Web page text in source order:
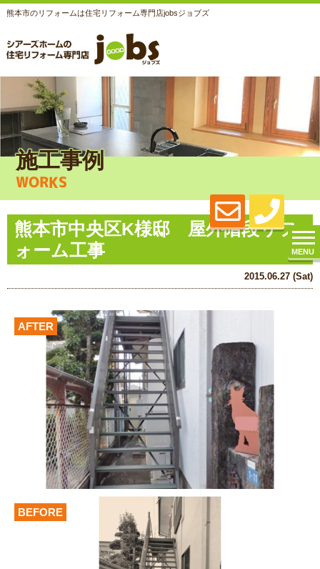
熊本市のリフォームは住宅リフォーム専門店jobsジョブズ
MENU
施工事例
WORKS
熊本市中央区K様邸 屋外階段リフ
ォーム工事
2015.06.27 (Sat)
AFTER
BEFORE